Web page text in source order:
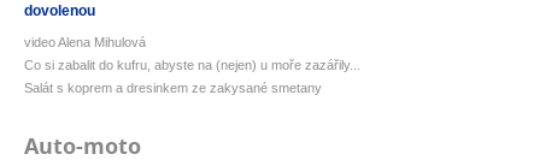
dovolenou
video Alena Mihulová
Co si zabalit do kufru, abyste na (nejen) u moře zazářily...
Salát s koprem a dresinkem ze zakysané smetany
Auto-moto